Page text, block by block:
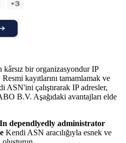
bir organizasyondur IP
kayıtlarını tamamlamak ve
çalıştırarak IP adresler,
B.V. Aşağıdaki avantajları elde
In dependlyedly administrator
Kendi ASN aracılığıyla esnek ve